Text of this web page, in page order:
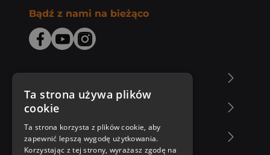
Bądź z nami na bieżąco
Zakupy u nas
Nasza oferta
Ta strona używa plików
cookie
Ta strona korzysta z plików cookie, aby
zapewnić lepszą wygodę użytkowania.
Korzystając z tej strony, wyrażasz zgodę na